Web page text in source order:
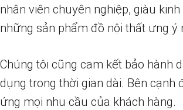
nhân viên chuyên nghiệp, giàu
những sản phẩm đồ nội thất ưng ý
Chúng tôi cũng cam kết bảo hành
dụng trong thời gian dài. Bên cạnh
ứng mọi nhu cầu của khách hàng.